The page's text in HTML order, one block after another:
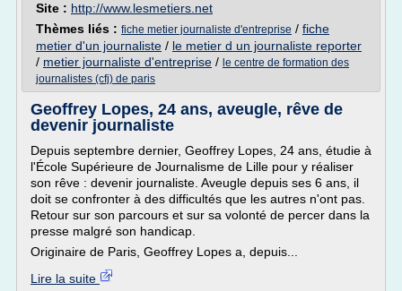
Site : http://www.lesmetiers.net
Thèmes liés : fiche metier journaliste d'entreprise / fiche
metier d'un journaliste / le metier d un journaliste reporter
/ metier journaliste d'entreprise / le centre de formation des
journalistes (cfj) de paris
Geoffrey Lopes, 24 ans, aveugle, rêve de
devenir journaliste
Depuis septembre dernier, Geoffrey Lopes, 24 ans, étudie à
l'École Supérieure de Journalisme de Lille pour y réaliser
son rêve : devenir journaliste. Aveugle depuis ses 6 ans, il
doit se confronter à des difficultés que les autres n'ont pas.
Retour sur son parcours et sur sa volonté de percer dans la
presse malgré son handicap.
Originaire de Paris, Geoffrey Lopes a, depuis...
Lire la suite